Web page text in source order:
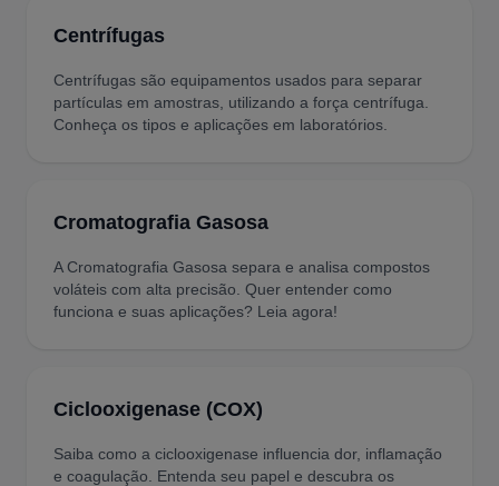
Centrífugas
Centrífugas são equipamentos usados para separar
partículas em amostras, utilizando a força centrífuga.
Conheça os tipos e aplicações em laboratórios.
Cromatografia Gasosa
A Cromatografia Gasosa separa e analisa compostos
voláteis com alta precisão. Quer entender como
funciona e suas aplicações? Leia agora!
Ciclooxigenase (COX)
Saiba como a ciclooxigenase influencia dor, inflamação
e coagulação. Entenda seu papel e descubra os